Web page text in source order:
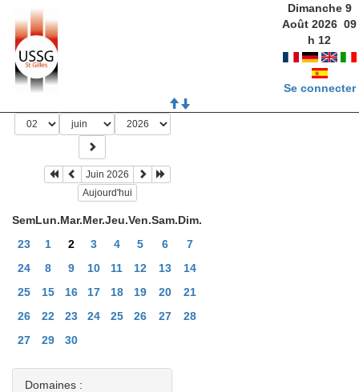
Dimanche 9
Août 2026 09
h 12
Se connecter
Juin 2026
Aujourd'hui
SemLun.Mar.Mer.Jeu.Ven.Sam.Dim.
23
1 2 3 4 5 6
7
24
8 9 10 11 12 13
14
25
15 16 17 18 19 20
21
26
22 23 24 25 26 27
28
27
29 30
Domaines :